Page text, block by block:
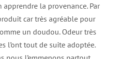
apprendre la provenance. Par
car très agréable pour
un doudou. Odeur très
l’ont tout de suite adoptée.